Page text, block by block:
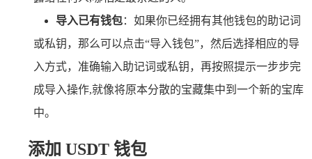
导入已有钱包：如果你已经拥有其他钱包的助记词
或私钥，那么可以点击“导入钱包”，然后选择相应的导
入方式，准确输入助记词或私钥，再按照提示一步步完
成导入操作,就像将原本分散的宝藏集中到一个新的宝库
中。
添加 USDT 钱包